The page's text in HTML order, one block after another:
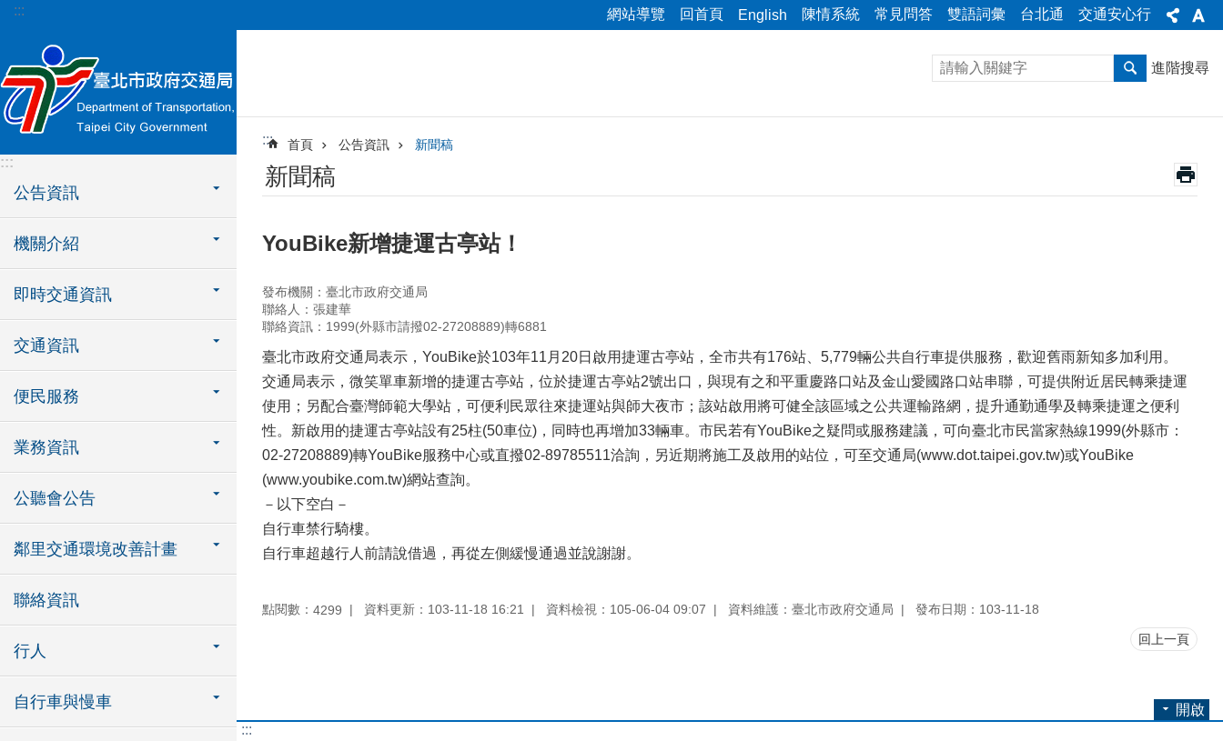
跳到主要內容區塊
::: 網站導覽 回首頁 English 陳情系統 常見問答 雙語詞彙 台北通 交通安心行
:::
公告資訊
機關介紹
即時交通資訊
交通資訊
便民服務
業務資訊
公聽會公告
鄰里交通環境改善計畫
聯絡資訊
行人
自行車與慢車
進階搜尋
::: 首頁 公告資訊 新聞稿
新聞稿
YouBike新增捷運古亭站！
發布機關：臺北市政府交通局
聯絡人：張建華
聯絡資訊：1999(外縣市請撥02-27208889)轉6881
臺北市政府交通局表示，YouBike於103年11月20日啟用捷運古亭站，全市共有176站、5,779輛公共自行車提供服務，歡迎舊雨新知多加利用。
交通局表示，微笑單車新增的捷運古亭站，位於捷運古亭站2號出口，與現有之和平重慶路口站及金山愛國路口站串聯，可提供附近居民轉乘捷運
使用；另配合臺灣師範大學站，可便利民眾往來捷運站與師大夜市；該站啟用將可健全該區域之公共運輸路網，提升通勤通學及轉乘捷運之便利
性。新啟用的捷運古亭站設有25柱(50車位)，同時也再增加33輛車。市民若有YouBike之疑問或服務建議，可向臺北市民當家熱線1999(外縣市：
02-27208889)轉YouBike服務中心或直撥02-89785511洽詢，另近期將施工及啟用的站位，可至交通局(www.dot.taipei.gov.tw)或YouBike
(www.youbike.com.tw)網站查詢。
－以下空白－
自行車禁行騎樓。
自行車超越行人前請說借過，再從左側緩慢通過並說謝謝。
點閱數： 4299 資料更新：103-11-18 16:21 資料檢視：105-06-04 09:07 資料維護：臺北市政府交通局 發布日期：103-11-18
回上一頁
開啟
:::